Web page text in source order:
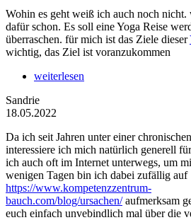
Wohin es geht weiß ich auch noch nicht.
dafür schon. Es soll eine Yoga Reise
überraschen. für mich ist das Ziele dieser
wichtig, das Ziel ist voranzukommen
weiterlesen
Sandrie
18.05.2022
Da ich seit Jahren unter einer
interessiere ich mich natürlich generell
ich auch oft im Internet unterwegs, um
wenigen Tagen bin ich dabei zufällig auf
https://www.kompetenzzentrum-
bauch.com/blog/ursachen/aufmerksam
euch einfach unvebindlich mal über die